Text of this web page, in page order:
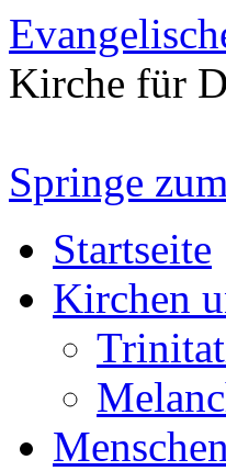
Kirche für
Springe
Startseite
Kirchen
Menschen